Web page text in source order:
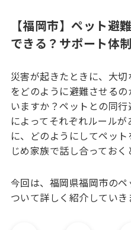
【福岡市】ペット避
できる？サポート体
災害が起きたときに、大
をどのように避難させる
いますか？ペットとの同
によってそれぞれルール
に、どのようにしてペッ
じめ家族で話し合っておく
今回は、福岡県福岡市の
ついて詳しく紹介していき